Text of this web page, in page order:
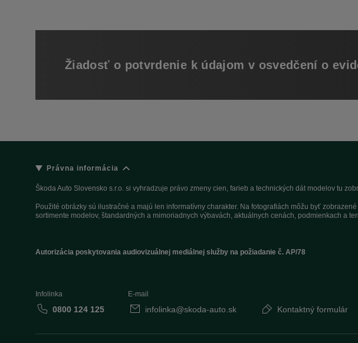
Žiadosť o potvrdenie k údajom v osvedčení o
Právna informácia
Škoda Auto Slovensko s.r.o. si vyhradzuje právo zmeny cien, farieb a technických dát modelov tu
Použité obrázky sú ilustračné a majú len informatívny charakter. Na fotografiách môžu byť
sortimente modelov, štandardných a mimoriadnych výbavách, aktuálnych cenách, podmienkach a
Autorizácia poskytovania audiovizuálnej mediálnej služby na požiadanie č. AP/78
Infolinka
0800 124 125
E-mail
infolinka@skoda-auto.sk Kontaktný formulár